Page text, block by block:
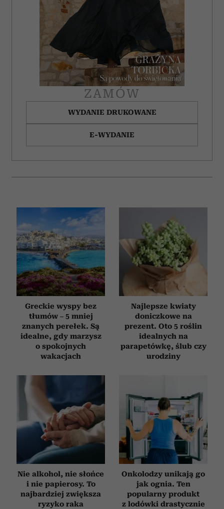
ZAMÓW
WYDANIE DRUKOWANE
E-WYDANIE
Greckie wyspy bez
tłumów – 5 mniej
znanych perełek. Są
idealne, gdy marzysz
o spokojnych
wakacjach
Najlepsze kwiaty
doniczkowe na
prezent. Oto 5 roślin
idealnych na
parapetówkę, ślub czy
urodziny
Nie alkohol, nie słońce
i nie papierosy. To
najbardziej zwiększa
ryzyko raka
Onkolodzy unikają go
jak ognia. Ten
popularny produkt
z lodówki drastycznie